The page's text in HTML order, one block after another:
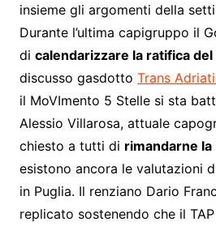
insieme gli argomenti della
Durante l’ultima capigruppo il
di calendarizzare la ratifica del
discusso gasdotto Trans
il MoVImento 5 Stelle si sta
Alessio Villarosa, attuale
chiesto a tutti di rimandarne
esistono ancora le valutazioni
in Puglia. Il renziano Dario
replicato sostenendo che il